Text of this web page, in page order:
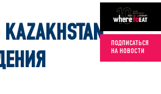
ПОДПИСАТЬСЯ
НА НОВОСТИ
KAZAKHSTAN: